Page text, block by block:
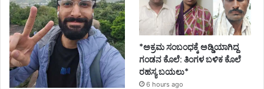
*ಅಕ್ರಮ ಸಂಬಂಧಕ್ಕೆ ಅಡ್ಡಿಯಾಗಿದ್ದ
ಗಂಡನ ಕೊಲೆ: ತಿಂಗಳ ಬಳಿಕ ಕೊಲೆ
ರಹಸ್ಯ ಬಯಲು*
6 hours ago